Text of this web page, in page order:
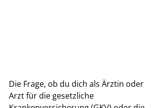
Die Frage, ob du dich als Ärztin oder
Arzt für die gesetzliche